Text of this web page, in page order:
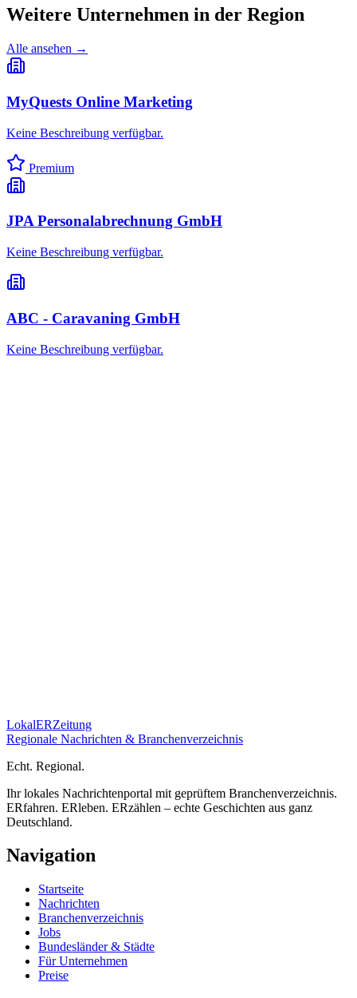
Weitere Unternehmen in der Region
Alle ansehen →
MyQuests Online Marketing
Keine Beschreibung verfügbar.
Premium
JPA Personalabrechnung GmbH
Keine Beschreibung verfügbar.
ABC - Caravaning GmbH
Keine Beschreibung verfügbar.
LokalERZeitung
Regionale Nachrichten & Branchenverzeichnis
Echt. Regional.
Ihr lokales Nachrichtenportal mit geprüftem Branchenverzeichnis.
ERfahren. ERleben. ERzählen – echte Geschichten aus ganz
Deutschland.
Navigation
Startseite
Nachrichten
Branchenverzeichnis
Jobs
Bundesländer & Städte
Für Unternehmen
Preise